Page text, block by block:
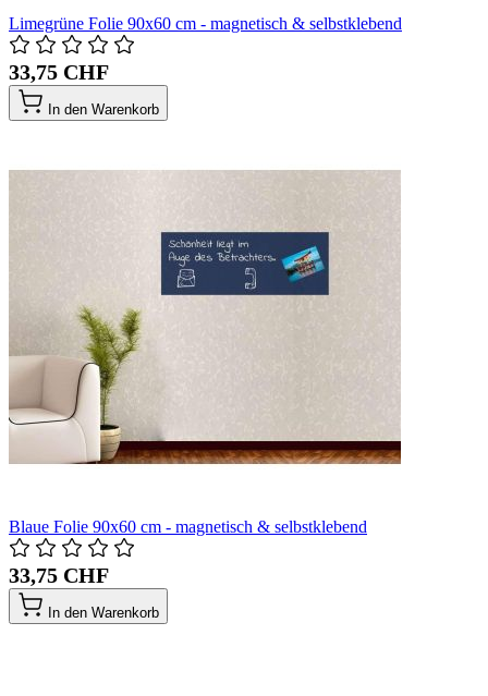
Limegrüne Folie 90x60 cm - magnetisch & selbstklebend
33,75 CHF
In den Warenkorb
Blaue Folie 90x60 cm - magnetisch & selbstklebend
33,75 CHF
In den Warenkorb